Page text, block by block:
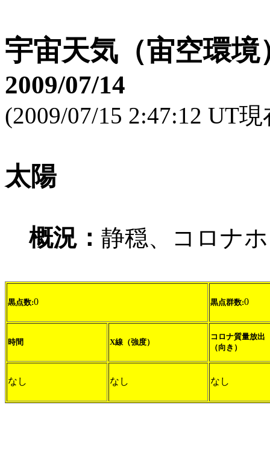
宇宙天気（宙空環境
2009/07/14
(2009/07/15 2:47:12 UT現
太陽
概況： 静穏、コロナ
黒点数:0 黒点群数:0
時間 X線（強度）
コロナ質量放出
（向き）
なし なし なし